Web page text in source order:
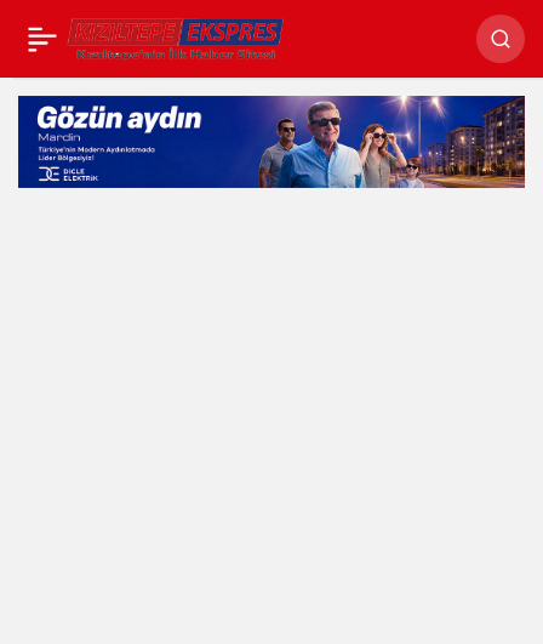
Kızıltepe’de Cafe
Relax Bistro’nun
Açılışı Yapıldı